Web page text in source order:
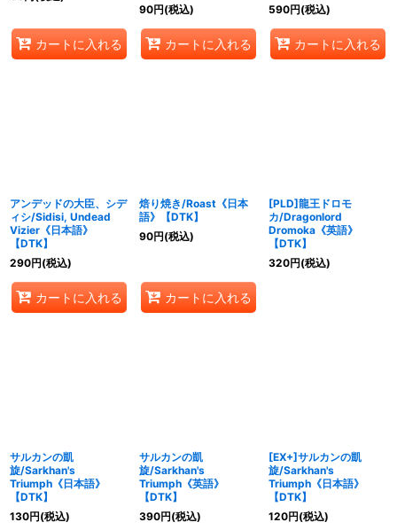
カートに入れる
90円(税込)
カートに入れる
590円(税込)
カートに入れる
アンデッドの大臣、シデ
ィシ/Sidisi, Undead
Vizier《日本語》
【DTK】
290円(税込)
カートに入れる
焙り焼き/Roast《日本
語》【DTK】
90円(税込)
カートに入れる
[PLD]龍王ドロモ
カ/Dragonlord
Dromoka《英語》
【DTK】
320円(税込)
サルカンの凱
旋/Sarkhan's
Triumph《日本語》
【DTK】
130円(税込)
サルカンの凱
旋/Sarkhan's
Triumph《英語》
【DTK】
390円(税込)
[EX+]サルカンの凱
旋/Sarkhan's
Triumph《日本語》
【DTK】
120円(税込)